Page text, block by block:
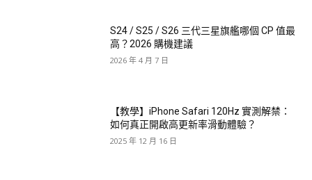
S24 / S25 / S26 三代三星旗艦哪個 CP 值最
高？2026 購機建議
2026 年 4 月 7 日
【教學】iPhone Safari 120Hz 實測解禁：
如何真正開啟高更新率滑動體驗？
2025 年 12 月 16 日